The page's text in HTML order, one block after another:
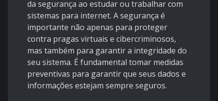
da segurança ao estudar ou trabalhar com
sistemas para internet. A segurança é
importante não apenas para proteger
contra pragas virtuais e cibercriminosos,
mas também para garantir a integridade do
seu sistema. É fundamental tomar medidas
preventivas para garantir que seus dados e
informações estejam sempre seguros.